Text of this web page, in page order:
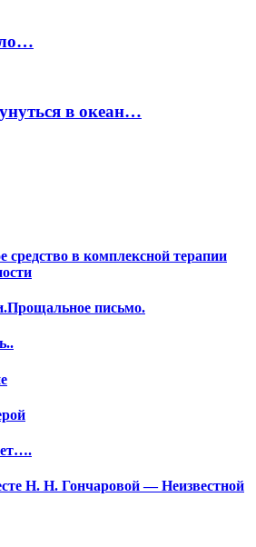
в океан…
средство в комплексной терапии
письмо.
Н. Н. Гончаровой — Неизвестной